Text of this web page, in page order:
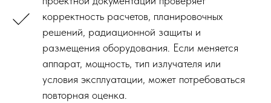
корректность расчетов, планировочных
решений, радиационной защиты и
размещения оборудования. Если меняется
аппарат, мощность, тип излучателя или
условия эксплуатации, может потребоваться
повторная оценка.